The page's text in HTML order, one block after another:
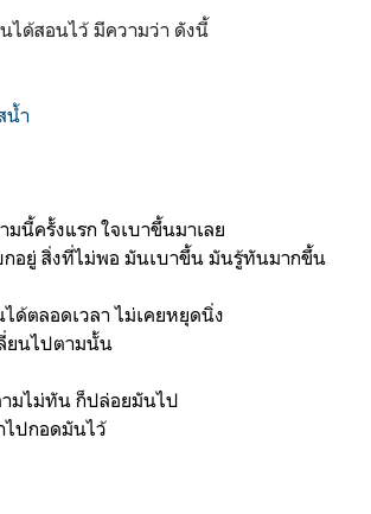
ได้สอนไว้ มีความว่า ดังนี้
น้ำ
นี้ครั้งแรก ใจเบาขึ้นมาเลย
อยู่ สิ่งที่ไม่พอ มันเบาขึ้น มันรู้ทันมากขึ้น
ด้ตลอดเวลา ไม่เคยหยุดนิ่ง
ยนไปตามนั้น
ามไม่ทัน ก็ปล่อยมันไป
ไปกอดมันไว้